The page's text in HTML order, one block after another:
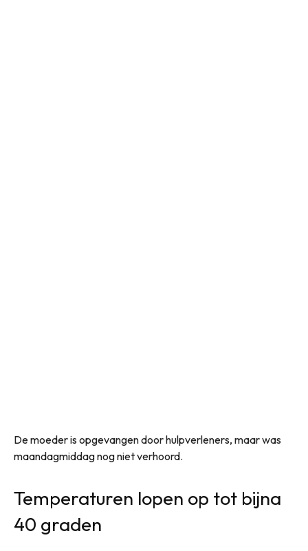
De moeder is opgevangen door hulpverleners, maar was
maandagmiddag nog niet verhoord.
Temperaturen lopen op tot bijna
40 graden